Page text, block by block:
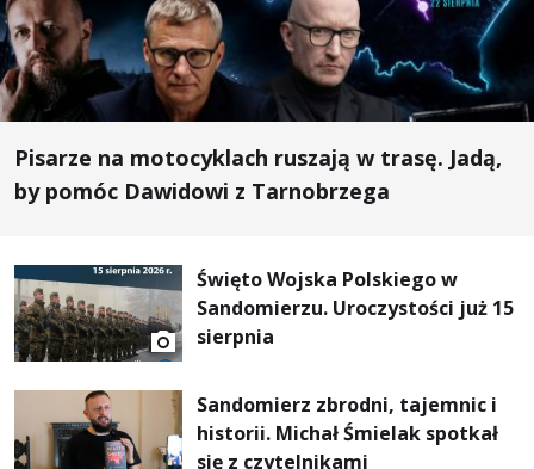
Pisarze na motocyklach ruszają w trasę. Jadą,
by pomóc Dawidowi z Tarnobrzega
Święto Wojska Polskiego w
Sandomierzu. Uroczystości już 15
sierpnia
Sandomierz zbrodni, tajemnic i
historii. Michał Śmielak spotkał
się z czytelnikami